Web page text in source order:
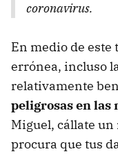
coronavirus.
En medio de
errónea, incluso
relativamente
peligrosas en las
Miguel, cállate un
procura que tus